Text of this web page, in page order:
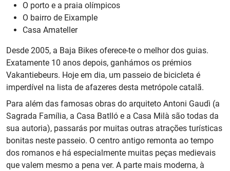
O porto e a praia olímpicos
O bairro de Eixample
Casa Amateller
Desde 2005, a Baja Bikes oferece-te o melhor dos guias.
Exatamente 10 anos depois, ganhámos os prémios
Vakantiebeurs. Hoje em dia, um passeio de bicicleta é
imperdível na lista de afazeres desta metrópole catalã.
Para além das famosas obras do arquiteto Antoni Gaudì (a
Sagrada Família, a Casa Batlló e a Casa Milà são todas da
sua autoria), passarás por muitas outras atrações turísticas
bonitas neste passeio. O centro antigo remonta ao tempo
dos romanos e há especialmente muitas peças medievais
que valem mesmo a pena ver. A parte mais moderna, à